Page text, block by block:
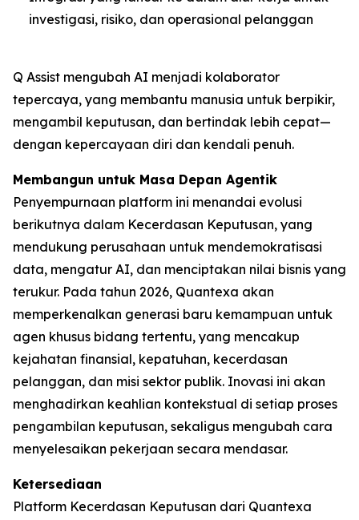
investigasi, risiko, dan operasional pelanggan
Q Assist mengubah AI menjadi kolaborator
tepercaya, yang membantu manusia untuk berpikir,
mengambil keputusan, dan bertindak lebih cepat—
dengan kepercayaan diri dan kendali penuh.
Membangun untuk Masa Depan Agentik
Penyempurnaan platform ini menandai evolusi
berikutnya dalam Kecerdasan Keputusan, yang
mendukung perusahaan untuk mendemokratisasi
data, mengatur AI, dan menciptakan nilai bisnis yang
terukur. Pada tahun 2026, Quantexa akan
memperkenalkan generasi baru kemampuan untuk
agen khusus bidang tertentu, yang mencakup
kejahatan finansial, kepatuhan, kecerdasan
pelanggan, dan misi sektor publik. Inovasi ini akan
menghadirkan keahlian kontekstual di setiap proses
pengambilan keputusan, sekaligus mengubah cara
menyelesaikan pekerjaan secara mendasar.
Ketersediaan
Platform Kecerdasan Keputusan dari Quantexa